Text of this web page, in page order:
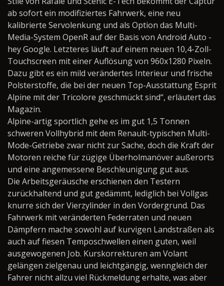
ab sofort ein modifiziertes Fahrwerk, eine neu
kalibrierte Servolenkung und als Option das Multi-
Media-System OpenR auf der Basis von Android Auto -
hey Google. Letzteres läuft auf einem neuen 10,4-Zoll-
Touchscreen mit einer Auflösung von 960x1280 Pixeln.
Dazu gibt es ein mild verändertes Interieur und frische
Polsterstoffe, die bei der neuen Top-Ausstattung Esprit
Alpine mit der Tricolore geschmückt sind“, erläutert das
Magazin.
Alpine-artig sportlich gehe es im gut 1,5 Tonnen
schweren Vollhybrid mit dem Renault-typischen Multi-
Mode-Getriebe zwar nicht zur Sache, doch die Kraft der
Motoren reiche für zügige Überholmanöver außerorts
und eine angemessene Beschleunigung gut aus.
Die Arbeitsgeräusche erschienen den Testern
zurückhaltend und gut gedämmt, lediglich bei Vollgas
knurre sich der Vierzylinder in den Vordergrund. Das
Fahrwerk mit veränderten Federraten und neuen
Dämpfern mache sowohl auf kurvigen Landstraßen als
auch auf fiesen Temposchwellen einen guten, weil
ausgewogenen Job. Kurskorrekturen am Volant
gelängen zielgenau und leichtgängig, wenngleich der
Fahrer nicht allzu viel Rückmeldung erhalte, was aber